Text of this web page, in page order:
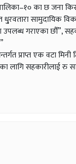
का छ जना
धु्रवतारा
गराएका छौँ”,
प्राप्त एक वटा
लागि सहकारीलाई रु